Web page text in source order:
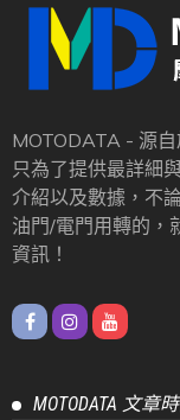
MOTODATA - 源
只為了提供最詳細
介紹以及數據，不
油門/電門用轉的，
資訊！
MOTODATA 文章